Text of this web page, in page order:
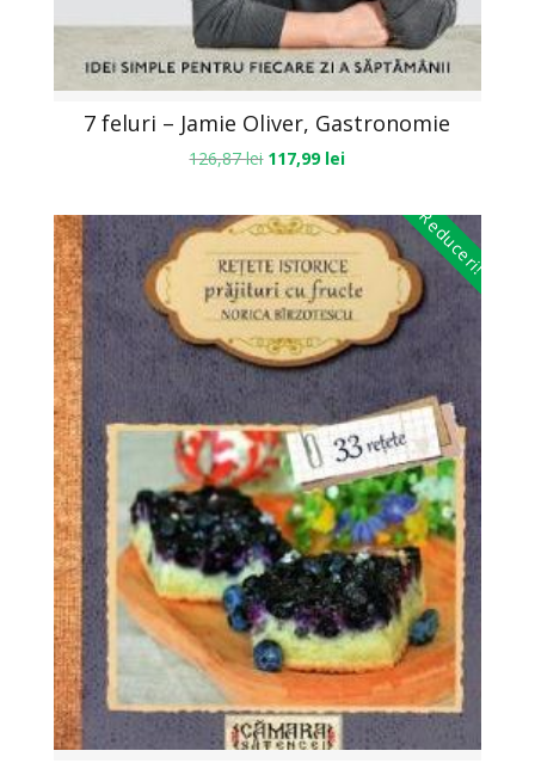
7 feluri – Jamie Oliver, Gastronomie
126,87lei 117,99 lei
Reduceri!